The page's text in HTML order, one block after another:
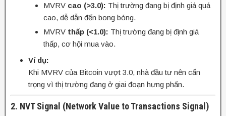
MVRV cao (>3.0): Thị trường đang bị định giá quá
cao, dễ dẫn đến bong bóng.
MVRV thấp (<1.0): Thị trường đang bị định giá
thấp, cơ hội mua vào.
Ví dụ:
Khi MVRV của Bitcoin vượt 3.0, nhà đầu tư nên cẩn
trọng vì thị trường đang ở giai đoạn hưng phấn.
2. NVT Signal (Network Value to Transactions Signal)